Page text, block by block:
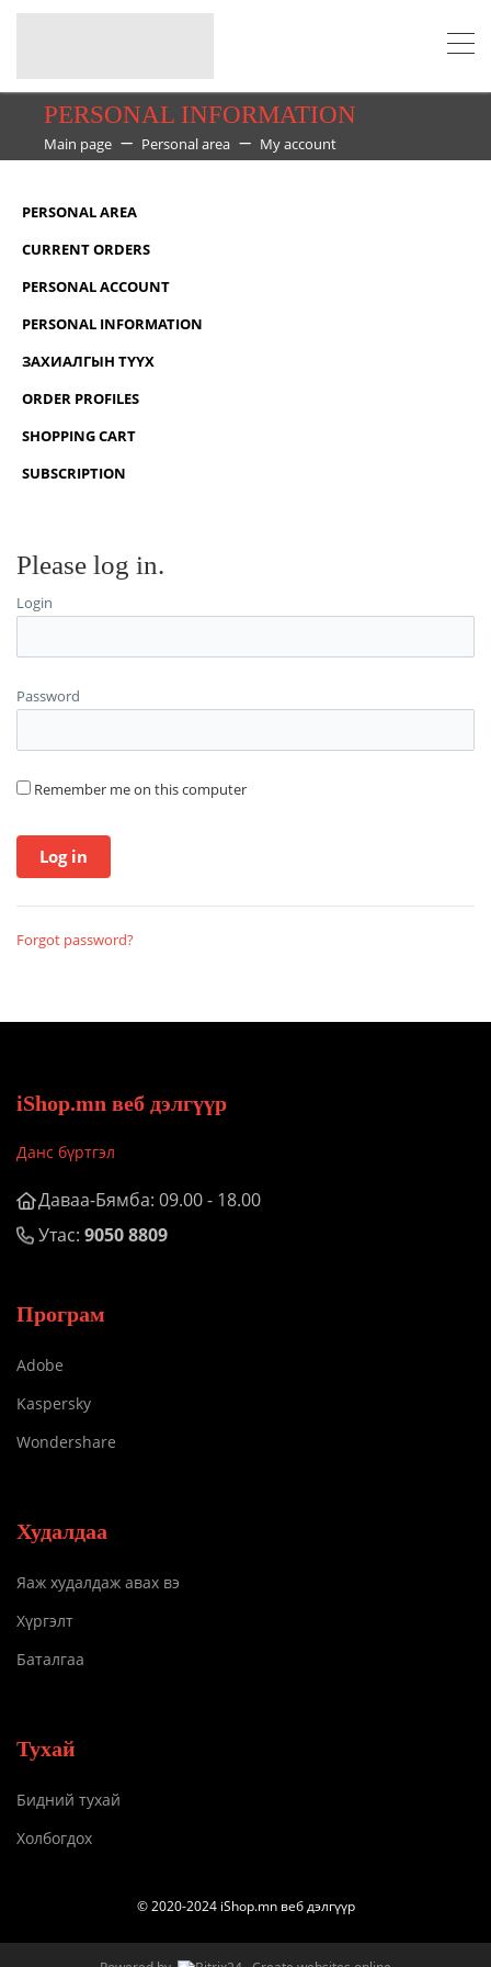
PERSONAL INFORMATION
Main page Personal area My account
PERSONAL AREA
CURRENT ORDERS
PERSONAL ACCOUNT
PERSONAL INFORMATION
ЗАХИАЛГЫН ТҮҮХ
ORDER PROFILES
SHOPPING CART
SUBSCRIPTION
Please log in.
Login
Password
Remember me on this computer
Forgot password?
iShop.mn веб дэлгүүр
Данс бүртгэл
Даваа-Бямба: 09.00 - 18.00
Утас: 9050 8809
Програм
Adobe
Kaspersky
Wondershare
Худалдаа
Яаж худалдаж авах вэ
Хүргэлт
Баталгаа
Тухай
Бидний тухай
Холбогдох
© 2020-2024 iShop.mn веб дэлгүүр